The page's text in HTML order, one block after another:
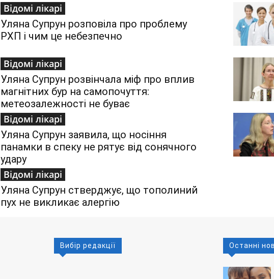
Відомі лікарі
Уляна Супрун розповіла про проблему
РХП і чим це небезпечно
Відомі лікарі
Уляна Супрун розвінчала міф про вплив
магнітних бур на самопочуття:
метеозалежності не буває
Відомі лікарі
Уляна Супрун заявила, що носіння
панамки в спеку не рятує від сонячного
удару
Відомі лікарі
Уляна Супрун стверджує, що тополиний
пух не викликає алергію
Вибір редакції Останні